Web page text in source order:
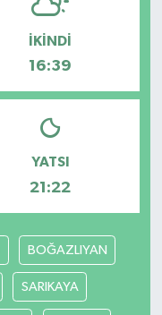
İKINDI
16:39
YATSI
21:22
BOĞAZLIYAN
SARIKAYA